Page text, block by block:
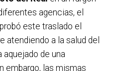
agencias, el
este traslado el
atendiendo a la salud del
aquejado de una
embargo, las mismas